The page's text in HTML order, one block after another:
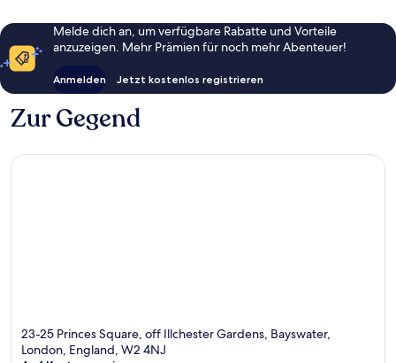
Melde dich an, um verfügbare Rabatte und Vorteile
anzuzeigen. Mehr Prämien für noch mehr Abenteuer!
Anmelden Jetzt kostenlos registrieren
Zur Gegend
23-25 Princes Square, off Illchester Gardens, Bayswater,
London, England, W2 4NJ